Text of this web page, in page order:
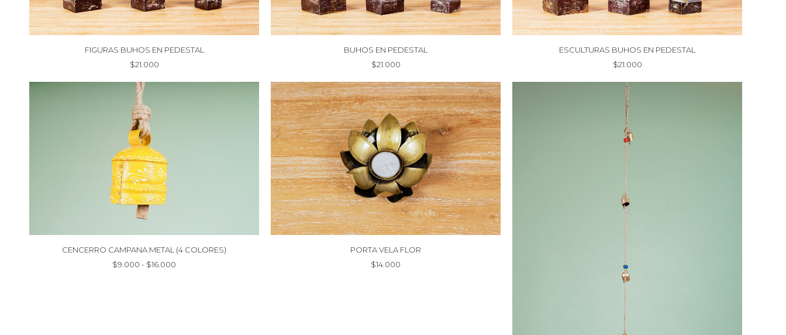
FIGURAS BUHOS EN PEDESTAL
$21.000
BUHOS EN PEDESTAL
$21.000
ESCULTURAS BUHOS EN PEDESTAL
$21.000
CENCERRO CAMPANA METAL (4 COLORES)
$9.000 - $16.000
PORTA VELA FLOR
$14.000